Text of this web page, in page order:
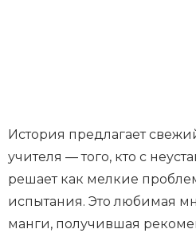
История предлагает
учителя — того, кто с
решает как мелкие
испытания. Это любимая
манги, получившая